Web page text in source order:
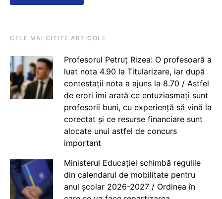
CELE MAI CITITE ARTICOLE
Profesorul Petruț Rizea: O profesoară a
luat nota 4.90 la Titularizare, iar după
contestații nota a ajuns la 8.70 / Astfel
de erori îmi arată ce entuziasmați sunt
profesorii buni, cu experiență să vină la
corectat și ce resurse financiare sunt
alocate unui astfel de concurs
important
Ministerul Educației schimbă regulile
din calendarul de mobilitate pentru
anul școlar 2026-2027 / Ordinea în